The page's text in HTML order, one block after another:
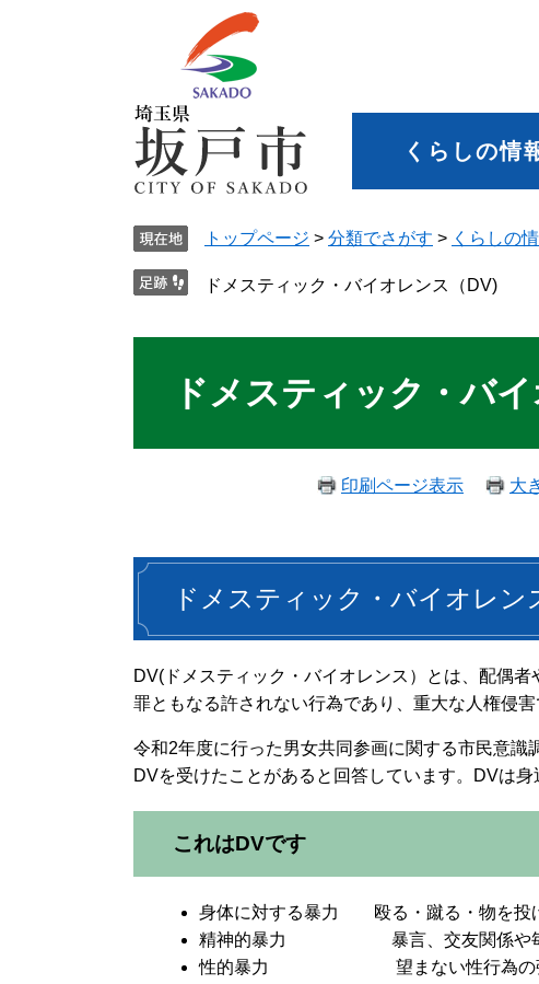
くらしの情
トップページ > 分類でさがす > くらしの
ドメスティック・バイオレンス（DV)
ドメスティック・バ
印刷ページ表示 大
ドメスティック・バイオレン
DV(ドメスティック・バイオレンス）とは、配偶
罪ともなる許されない行為であり、重大な人権侵害
令和2年度に行った男女共同参画に関する市民意
DVを受けたことがあると回答しています。DVは身
これはDVです
身体に対する暴力 殴る・蹴る・物を投
精神的暴力 暴言、交友関係や毎日
性的暴力 望まない性行為の強要